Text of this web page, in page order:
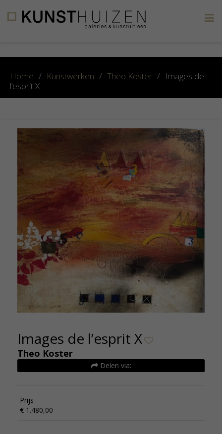
Home / Kunstwerken / Theo Koster / Images de
l’esprit X
Images de l’esprit X
Theo Koster
Delen via:
Prijs
€ 1.480,00